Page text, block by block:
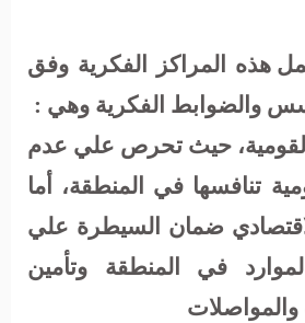
هذه المراكز الفكرية وفق
والضوابط الفكرية وهي :
حيث تحرص علي عدم
تنافسها في المنطقة، أما
ضمان السيطرة علي
في المنطقة وتأمين